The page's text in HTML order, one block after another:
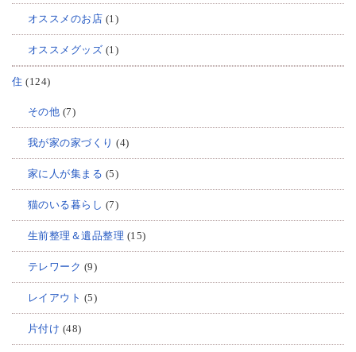
オススメのお店 (1)
オススメグッズ (1)
住 (124)
その他 (7)
我が家の家づくり (4)
家に人が集まる (5)
猫のいる暮らし (7)
生前整理＆遺品整理 (15)
テレワーク (9)
レイアウト (5)
片付け (48)